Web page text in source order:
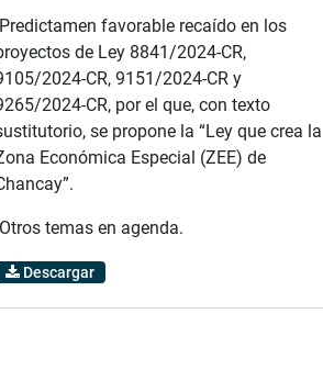
favorable recaído en los
de Ley 8841/2024-CR,
2024-CR, 9151/2024-CR y
2024-CR, por el que, con texto
se propone la “Ley que crea la
Económica Especial (ZEE) de
temas en agenda.
Descargar